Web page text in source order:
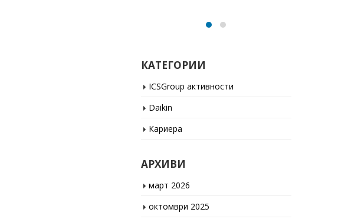
ICSGroup активности
Daikin
Кариера
март 2026
октомври 2025
септември 2025